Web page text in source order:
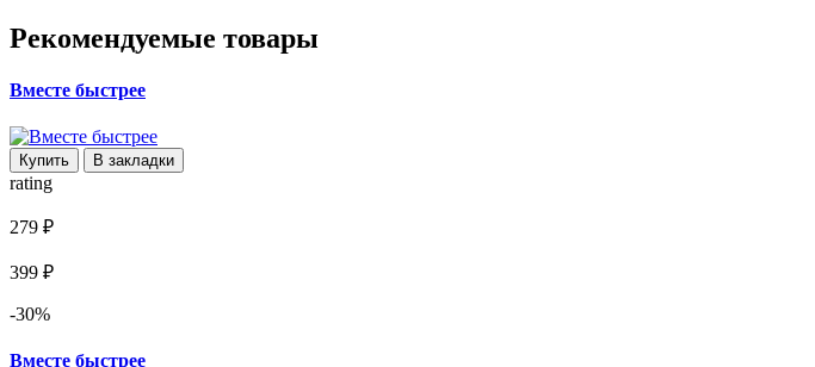
Рекомендуемые товары
Вместе быстрее
Купить В закладки
rating
279 ₽
399 ₽
-30%
Вместе быстрее